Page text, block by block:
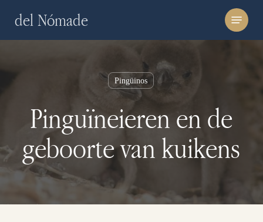
del Nómade Menu
Pingüinos
Pinguïneieren en de
geboorte van kuikens